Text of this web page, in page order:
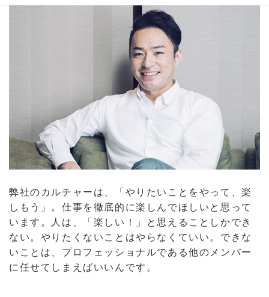
弊社のカルチャーは、「やりたいことをやって、楽
しもう」。仕事を徹底的に楽しんでほしいと思って
います。人は、「楽しい！」と思えることしかでき
ない。やりたくないことはやらなくていい。できな
いことは、プロフェッショナルである他のメンバー
に任せてしまえばいいんです。